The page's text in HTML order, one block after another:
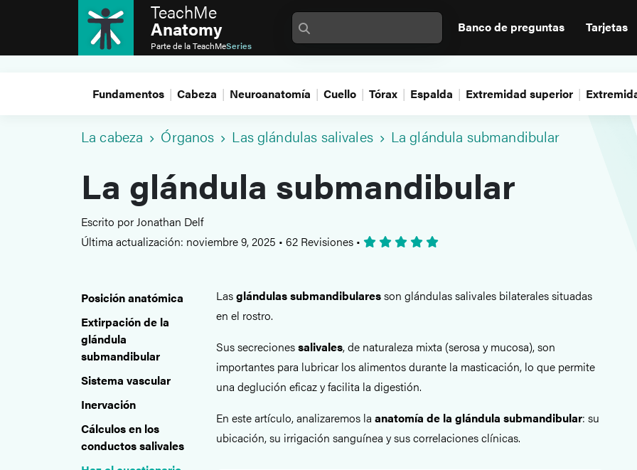
TeachMe
Anatomy
Parte de laTeachMeSeries
Banco de preguntas Tarjetas
Fundamentos Cabeza Neuroanatomía Cuello Tórax Espalda Extremidad superior
La cabeza Órganos Las glándulas salivales La glándula submandibular
La glándula submandibular
Escrito por Jonathan Delf
Última actualización: noviembre 9, 2025 • 62 Revisiones •
Posición anatómica
Extirpación de la
glándula
submandibular
Sistema vascular
Inervación
Cálculos en los
conductos salivales
Lasglándulas submandibularesson glándulas salivales bilaterales situadas
en el rostro.
Sus secrecionessalivales, de naturaleza mixta (serosa y mucosa), son
importantes para lubricar los alimentos durante la masticación, lo que permite
una deglución eficaz y facilita la digestión.
En este artículo, analizaremos la anatomía de la glándula submandibular: su
ubicación, su irrigación sanguínea y sus correlaciones clínicas.